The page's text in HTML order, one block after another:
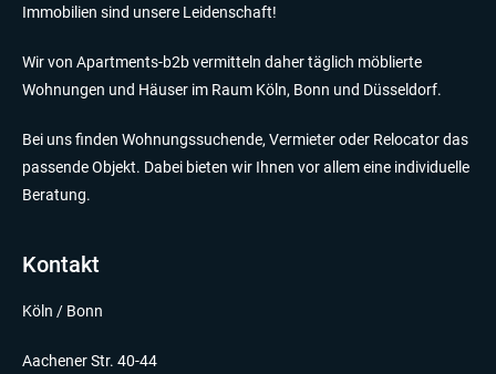
Immobilien sind unsere Leidenschaft!
Wir von Apartments-b2b vermitteln daher täglich möblierte
Wohnungen und Häuser im Raum Köln, Bonn und Düsseldorf.
Bei uns finden Wohnungssuchende, Vermieter oder Relocator das
passende Objekt. Dabei bieten wir Ihnen vor allem eine individuelle
Beratung.
Kontakt
Köln / Bonn
Aachener Str. 40-44